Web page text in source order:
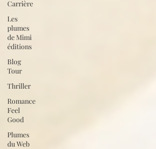
Carrière
Les
plumes
de Mimi
éditions
Blog
Tour
Thriller
Romance
Feel
Good
Plumes
du Web